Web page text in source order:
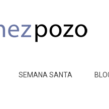
SEMANA SANTA